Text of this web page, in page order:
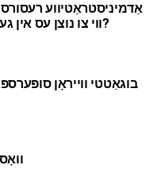
אַדמיניסטראַטיווע
ווי צו נוצן עס אין געשעפט און פּאָליטיק?
בוגאַטטי ווייראָן